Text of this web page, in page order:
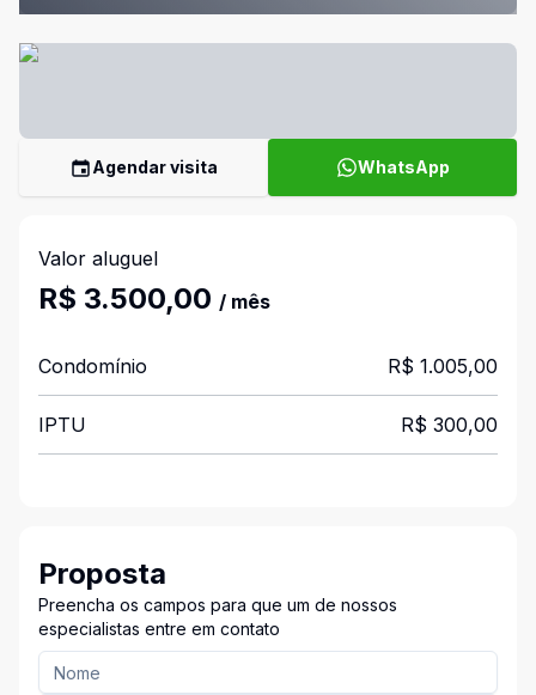
Agendar visita WhatsApp
Valor aluguel
R$ 3.500,00 / mês
Condomínio R$ 1.005,00
IPTU R$ 300,00
Proposta
Preencha os campos para que um de nossos
especialistas entre em contato